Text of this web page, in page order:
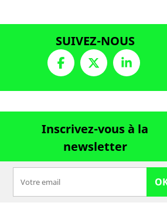
SUIVEZ-NOUS
Inscrivez-vous à la
newsletter